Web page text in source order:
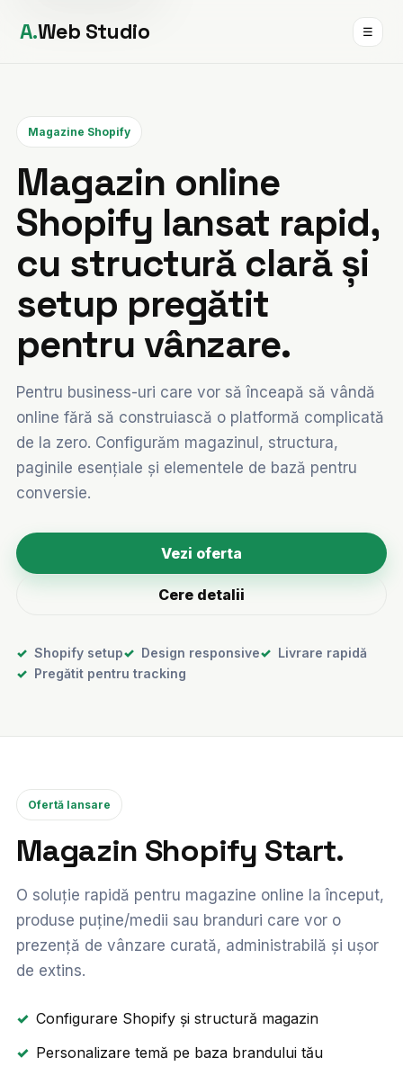
A.Web Studio ☰
Magazine Shopify
Magazin online
Shopify lansat rapid,
cu structură clară și
setup pregătit
pentru vânzare.
Pentru business-uri care vor să înceapă să vândă
online fără să construiască o platformă complicată
de la zero. Configurăm magazinul, structura,
paginile esențiale și elementele de bază pentru
conversie.
Vezi oferta
Cere detalii
Shopify setup Design responsive
Livrare rapidă
Pregătit pentru tracking
Ofertă lansare
Magazin Shopify Start.
O soluție rapidă pentru magazine online la început,
produse puține/medii sau branduri care vor o
prezență de vânzare curată, administrabilă și ușor
de extins.
Configurare Shopify și structură magazin
Personalizare temă pe baza brandului tău